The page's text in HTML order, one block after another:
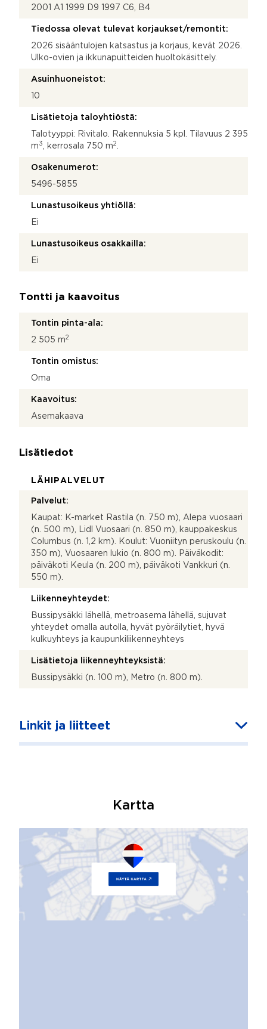
2001 A1 1999 D9 1997 C6, B4
Tiedossa olevat tulevat korjaukset/remontit:
2026 sisääntulojen katsastus ja korjaus, kevät 2026.
Ulko-ovien ja ikkunapuitteiden huoltokäsittely.
Asuinhuoneistot:
10
Lisätietoja taloyhtiöstä:
Talotyyppi: Rivitalo. Rakennuksia 5 kpl. Tilavuus 2 395
m 3 , kerrosala 750 m2
Osakenumerot:
5496-5855
Lunastusoikeus yhtiöllä:
Ei
Lunastusoikeus osakkailla:
Ei
Tontti ja kaavoitus
Tontin pinta-ala:
2 505 m2
Tontin omistus:
Oma
Kaavoitus:
Asemakaava
Lisätiedot
LÄHIPALVELUT
Palvelut:
Kaupat: K-market Rastila (n. 750 m), Alepa vuosaari
(n. 500 m), Lidl Vuosaari (n. 850 m), kauppakeskus
Columbus (n. 1,2 km). Koulut: Vuoniityn peruskoulu (n.
350 m), Vuosaaren lukio (n. 800 m). Päiväkodit:
päiväkoti Keula (n. 200 m), päiväkoti Vankkuri (n.
550 m).
Liikenneyhteydet:
Bussipysäkki lähellä, metroasema lähellä, sujuvat
yhteydet omalla autolla, hyvät pyöräilytiet, hyvä
kulkuyhteys ja kaupunkiliikenneyhteys
Lisätietoja liikenneyhteyksistä:
Bussipysäkki (n. 100 m), Metro (n. 800 m).
Linkit ja liitteet
Kartta